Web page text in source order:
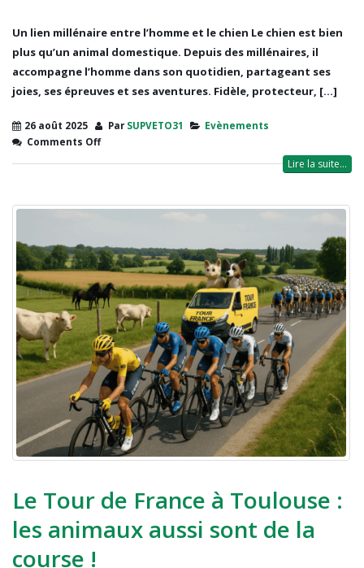
Un lien millénaire entre l’homme et le chien Le chien est bien
plus qu’un animal domestique. Depuis des millénaires, il
accompagne l’homme dans son quotidien, partageant ses
joies, ses épreuves et ses aventures. Fidèle, protecteur, [...]
26 août 2025 ParSUPVETO31
Evènements
Comments Off
Lire la suite...
Le Tour de France à Toulouse :
les animaux aussi sont de la
course !